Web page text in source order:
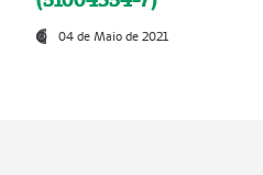
04 de Maio de 2021